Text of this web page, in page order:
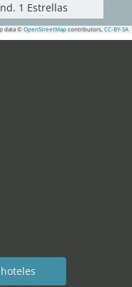
data ©OpenStreetMap contributors, CC-BY-SA
1 Estrellas